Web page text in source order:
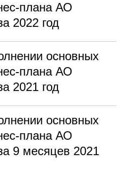
плана АО
2022 год
основных
плана АО
2021 год
основных
плана АО
9 месяцев 2021